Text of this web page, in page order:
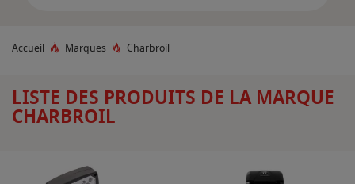
Accueil Marques Charbroil
LISTE DES PRODUITS DE LA MARQUE
CHARBROIL